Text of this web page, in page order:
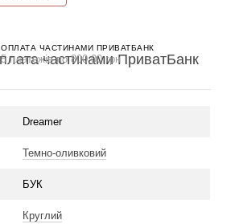
ОПЛАТА ЧАСТИНАМИ ПРИВАТБАНК
5 платежів по 800.00 грн
Dreamer
Темно-оливковий
БУК
Круглий